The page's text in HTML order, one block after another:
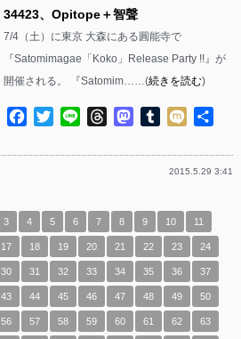
34423、Opitope＋智聲
7/4（土）に東京 大森にある圓能寺で
『Satomimagae「Koko」Release Party !!』が
開催される。 『Satomim……(続きを読む)
Facebook
TwitterLine ThreadsMastodon
Tumblr
Mixi
2015.5.29 3:41
3 4 5 6 7 8 9 10 11
17 18 19 20 21 22 23 24
30 31 32 33 34 35 36 37
43 44 45 46 47 48 49 50
56 57 58 59 60 61 62 63